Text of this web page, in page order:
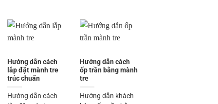
Hướng dẫn cách
lắp đặt mành tre
trúc chuẩn
Hướng dẫn cách
Hướng dẫn cách
ốp trần bằng mành
tre
Hướng dẫn khách